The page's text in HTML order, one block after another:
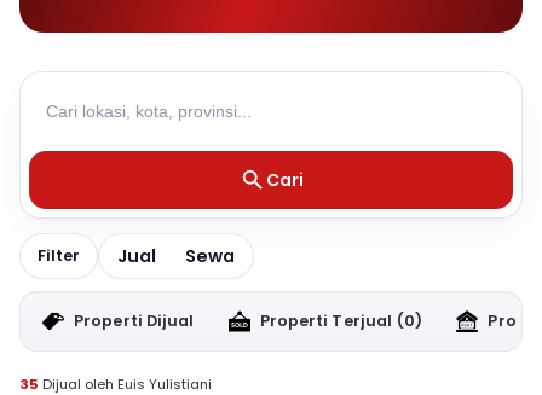
Cari
Filter Jual Sewa
Properti Dijual Properti Terjual (0)
35 Dijual oleh Euis Yulistiani